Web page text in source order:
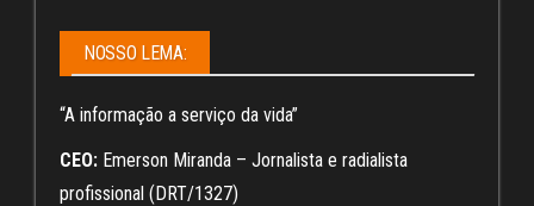
NOSSO LEMA:
“A informação a serviço da vida”
CEO: Emerson Miranda – Jornalista e radialista
profissional (DRT/1327)